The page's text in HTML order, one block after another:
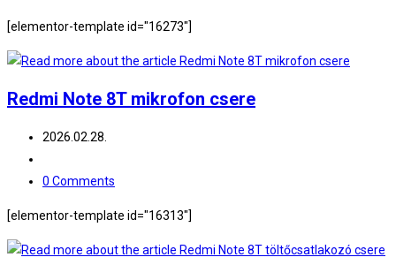
[elementor-template id="16273"]
Redmi Note 8T mikrofon csere
Post
2026.02.28.
category:
Post
0 Comments
[elementor-template id="16313"]